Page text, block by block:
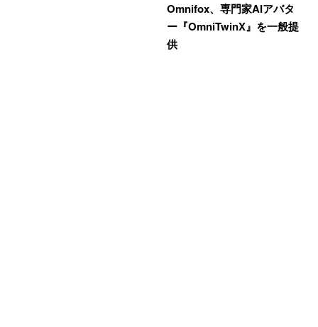
Omnifox、専門家AIアバタ
ー『OmniTwinX』を一般提
供